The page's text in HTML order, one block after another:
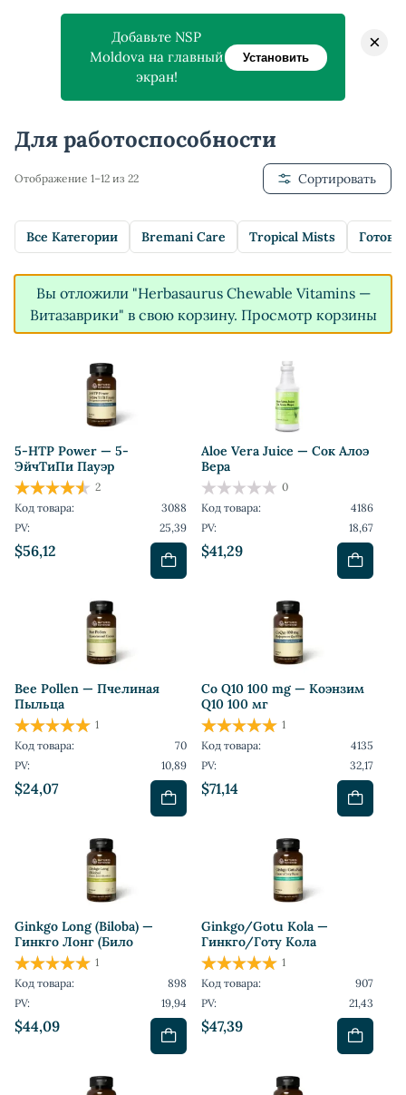
Главная > Магазин > Для работоспособности
Для работоспособности
Отображение 1–12 из 22 Сортировать
Все Категории Bremani Care Tropical Mists
Вы отложили "Herbasaurus Сhewable Vitamins —
Витазаврики" в свою корзину. Просмотр корзины
5-HTP Power — 5-
ЭйчТиПи Пауэр
$56,12
2
Код товара:
3088
PV:
25,39
Aloe Vera Juice — Сок Алоэ
Вера
$41,29
0
Код товара:
4186
PV:
18,67
Bee Pollen — Пчелиная
Пыльца
$24,07
1
Код товара:
70
PV:
10,89
Co Q10 100 mg — Коэнзим
Q10 100 мг
$71,14
1
Код товара:
4135
PV:
32,17
Ginkgo Long (Biloba) —
Гинкго Лонг (Било
$44,09
1
Код товара:
898
PV:
19,94
Ginkgo/Gotu Kola —
Гинкго/Готу Кола
$47,39
1
Код товара:
907
PV:
21,43
Добавьте NSP
Moldova на главный
экран!
Установить
×